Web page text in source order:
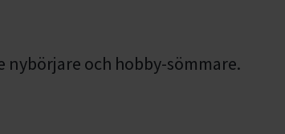
nybörjare och hobby-sömmare.